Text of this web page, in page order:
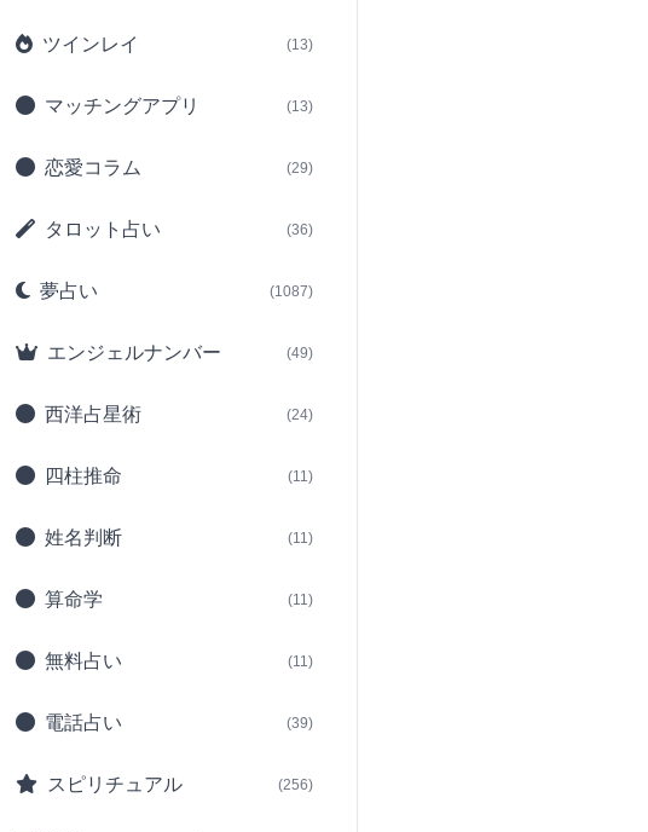
ツインレイ (13)
マッチングアプリ (13)
恋愛コラム (29)
タロット占い (36)
夢占い (1087)
エンジェルナンバー (49)
西洋占星術 (24)
四柱推命 (11)
姓名判断 (11)
算命学 (11)
無料占い (11)
電話占い (39)
スピリチュアル (256)